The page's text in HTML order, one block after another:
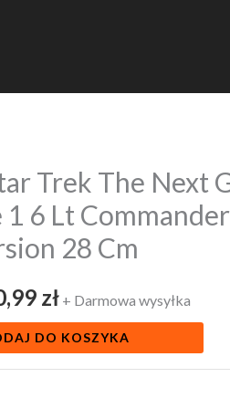
Trek The Next
6 Lt
28 Cm
zł.
zł
cena
wynosi:
380,99 zł.
+ Darmowa wysyłka
DO KOSZYKA